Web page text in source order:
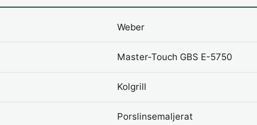
Weber
Master-Touch GBS E-5750
Kolgrill
Porslinsemaljerat